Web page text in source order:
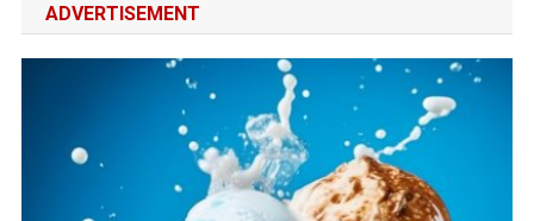
ADVERTISEMENT